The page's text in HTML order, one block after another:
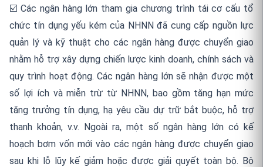
☑️ Các ngân hàng lớn tham gia chương trình tái cơ cấu tổ
chức tín dụng yếu kém của NHNN đã cung cấp nguồn lực
quản lý và kỹ thuật cho các ngân hàng được chuyển giao
nhằm hỗ trợ xây dựng chiến lược kinh doanh, chính sách và
quy trình hoạt động. Các ngân hàng lớn sẽ nhận được một
số lợi ích và miễn trừ từ NHNN, bao gồm tăng hạn mức
tăng trưởng tín dụng, hạ yêu cầu dự trữ bắt buộc, hỗ trợ
thanh khoản, v.v. Ngoài ra, một số ngân hàng lớn có kế
hoạch bơm vốn mới vào các ngân hàng được chuyển giao
sau khi lỗ lũy kế giảm hoặc được giải quyết toàn bộ. Bộ